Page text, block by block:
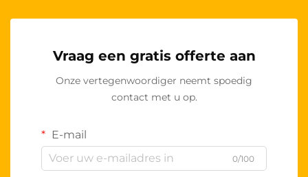
Vraag een gratis offerte aan
Onze vertegenwoordiger neemt spoedig
contact met u op.
E-mail
0/100